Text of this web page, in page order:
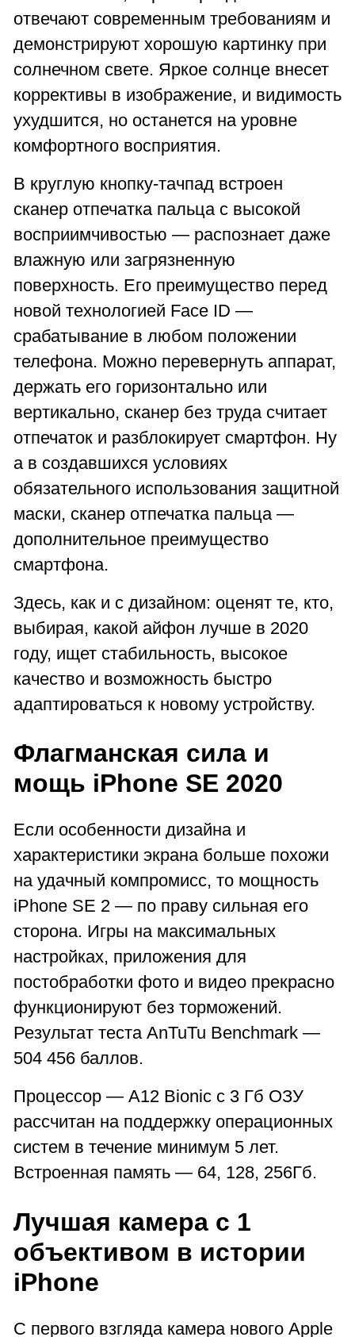
отвечают современным требованиям и
демонстрируют хорошую картинку при
солнечном свете. Яркое солнце внесет
коррективы в изображение, и видимость
ухудшится, но останется на уровне
комфортного восприятия.
В круглую кнопку-тачпад встроен
сканер отпечатка пальца с высокой
восприимчивостью — распознает даже
влажную или загрязненную
поверхность. Его преимущество перед
новой технологией Face ID —
срабатывание в любом положении
телефона. Можно перевернуть аппарат,
держать его горизонтально или
вертикально, сканер без труда считает
отпечаток и разблокирует смартфон. Ну
а в создавшихся условиях
обязательного использования защитной
маски, сканер отпечатка пальца —
дополнительное преимущество
смартфона.
Здесь, как и с дизайном: оценят те, кто,
выбирая, какой айфон лучше в 2020
году, ищет стабильность, высокое
качество и возможность быстро
адаптироваться к новому устройству.
Флагманская сила и
мощь iPhone SE 2020
Если особенности дизайна и
характеристики экрана больше похожи
на удачный компромисс, то мощность
iPhone SE 2 — по праву сильная его
сторона. Игры на максимальных
настройках, приложения для
постобработки фото и видео прекрасно
функционируют без торможений.
Результат теста AnTuTu Benchmark —
504 456 баллов.
Процессор — A12 Bionic с 3 Гб ОЗУ
рассчитан на поддержку операционных
систем в течение минимум 5 лет.
Встроенная память — 64, 128, 256Гб.
Лучшая камера с 1
объективом в истории
iPhone
С первого взгляда камера нового Apple